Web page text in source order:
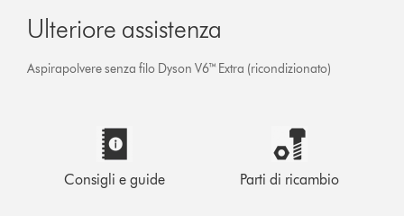
Ulteriore assistenza
Aspirapolvere senza filo Dyson V6™ Extra (ricondizionato)
Consigli e guide Parti di ricambio